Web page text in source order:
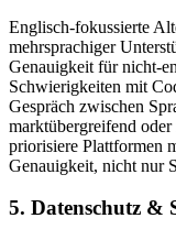
Englisch-fokussierte
mehrsprachiger
Genauigkeit für nicht-
Schwierigkeiten mit
Gespräch zwischen
marktübergreifend
priorisiere Plattformen
Genauigkeit, nicht nur
5. Datenschutz &